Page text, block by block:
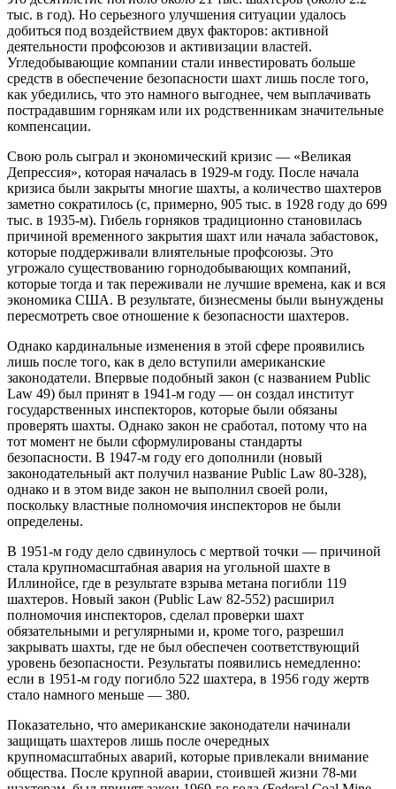
тыс. в год). Но серьезного улучшения ситуации удалось
добиться под воздействием двух факторов: активной
деятельности профсоюзов и активизации властей.
Угледобывающие компании стали инвестировать больше
средств в обеспечение безопасности шахт лишь после того,
как убедились, что это намного выгоднее, чем выплачивать
пострадавшим горнякам или их родственникам значительные
компенсации.
Свою роль сыграл и экономический кризис — «Великая
Депрессия», которая началась в 1929-м году. После начала
кризиса были закрыты многие шахты, а количество шахтеров
заметно сократилось (с, примерно, 905 тыс. в 1928 году до 699
тыс. в 1935-м). Гибель горняков традиционно становилась
причиной временного закрытия шахт или начала забастовок,
которые поддерживали влиятельные профсоюзы. Это
угрожало существованию горнодобывающих компаний,
которые тогда и так переживали не лучшие времена, как и вся
экономика США. В результате, бизнесмены были вынуждены
пересмотреть свое отношение к безопасности шахтеров.
Однако кардинальные изменения в этой сфере проявились
лишь после того, как в дело вступили американские
законодатели. Впервые подобный закон (с названием Public
Law 49) был принят в 1941-м году — он создал институт
государственных инспекторов, которые были обязаны
проверять шахты. Однако закон не сработал, потому что на
тот момент не были сформулированы стандарты
безопасности. В 1947-м году его дополнили (новый
законодательный акт получил название Public Law 80-328),
однако и в этом виде закон не выполнил своей роли,
поскольку властные полномочия инспекторов не были
определены.
В 1951-м году дело сдвинулось с мертвой точки — причиной
стала крупномасштабная авария на угольной шахте в
Иллинойсе, где в результате взрыва метана погибли 119
шахтеров. Новый закон (Public Law 82-552) расширил
полномочия инспекторов, сделал проверки шахт
обязательными и регулярными и, кроме того, разрешил
закрывать шахты, где не был обеспечен соответствующий
уровень безопасности. Результаты появились немедленно:
если в 1951-м году погибло 522 шахтера, в 1956 году жертв
стало намного меньше — 380.
Показательно, что американские законодатели начинали
защищать шахтеров лишь после очередных
крупномасштабных аварий, которые привлекали внимание
общества. После крупной аварии, стоившей жизни 78-ми